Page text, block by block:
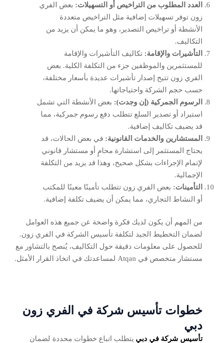
العدد المطلوب من التراخيص أو التسهيلات: بعض الفري
زون توفر تسهيلات إضافية مثل التراخيص متعددة
الأنشطة أو تراخيص التصدير، وهو ما يمكن أن يزيد من
التكاليف.
التأشيرات والإقامة: تكاليف التأشيرات والإقامة
للمستثمرين والموظفين جزء من التكلفة الكلية. بعض
الفري زون تتيح إصدار تأشيرات عديدة بأسعار مختلفة،
حسب حجم الشركة واحتياجاتها.
الرسوم الجمركية (إن وجدت): بعض الأنشطة التي تشمل
استيراد أو تصدير السلع تتطلب دفع رسوم جمركية، مما
قد يضيف تكاليف إضافية.
المستشارين والخدمات القانونية: في بعض الحالات، قد
يحتاج المستثمر إلى استشارة محامٍ أو مستشار قانوني
لإتمام الإجراءات بشكل صحيح، وهذا قد يزيد من التكلفة
الإجمالية.
التأمينات: بعض الفري زون تتطلب تأمينًا معينًا للمكتب
أو النشاط التجاري، مما يمكن أن يضيف تكلفة إضافية.
من المهم أن يكون لديك فكرة واضحة عن جميع هذه العوامل
لضمان التخطيط الجيد لتكلفة تأسيس الشركة في الفري زون.
للحصول على معلومات دقيقة حول التكاليف، يُنصح بالتشاور مع
مستشار متخصص في Atqan لمساعدتك في اتخاذ القرار الأمثل.
خطوات تأسيس شركة في الفري زون
دبي
تأسيس شركة في دبي يتطلب اتباع خطوات محددة لضمان